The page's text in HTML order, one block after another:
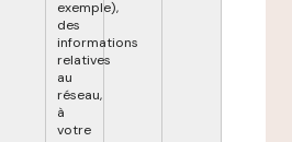
exemple),
des
informations
relatives
au
réseau,
à
votre